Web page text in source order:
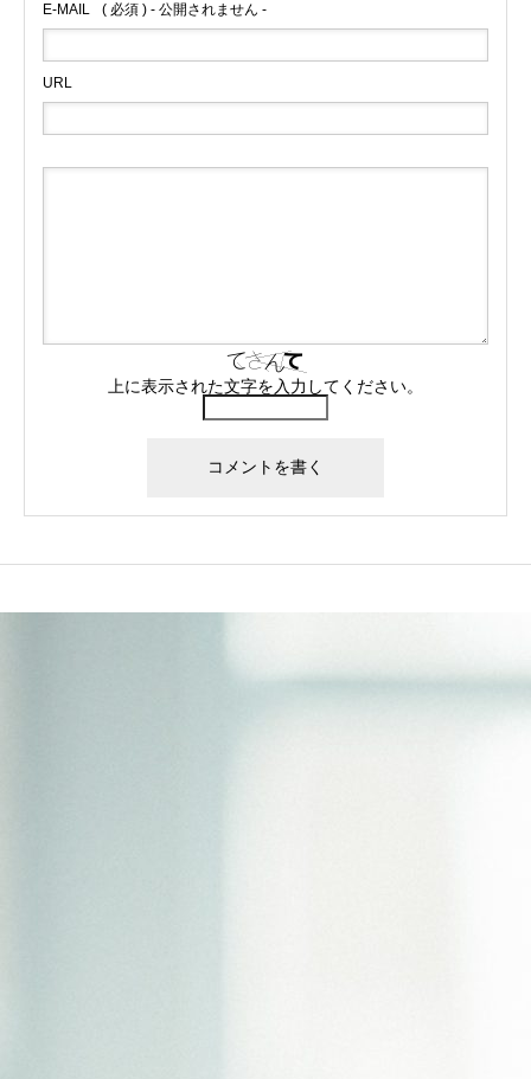
E-MAIL ( 必須 ) - 公開されません -
URL
上に表示された文字を入力してください。